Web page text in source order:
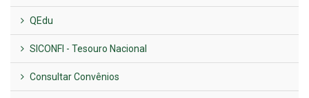
QEdu
SICONFI - Tesouro Nacional
Consultar Convênios